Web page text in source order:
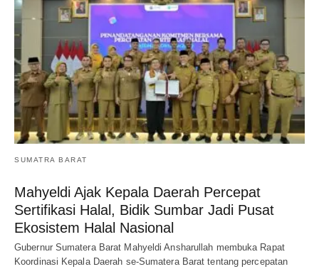
SUMATRA BARAT
Mahyeldi Ajak Kepala Daerah Percepat
Sertifikasi Halal, Bidik Sumbar Jadi Pusat
Ekosistem Halal Nasional
Gubernur Sumatera Barat Mahyeldi Ansharullah membuka Rapat
Koordinasi Kepala Daerah se-Sumatera Barat tentang percepatan